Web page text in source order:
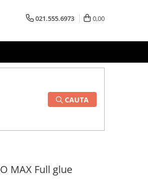
021.555.6973 0,00
CAUTA
MAX Full glue